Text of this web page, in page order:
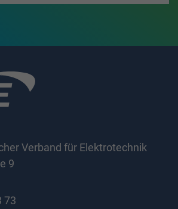
Verband für Elektrotechnik
9
73